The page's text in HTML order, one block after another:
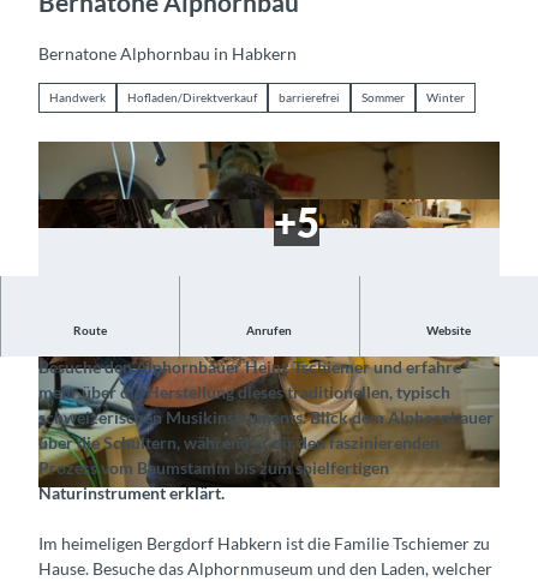
Bernatone Alphornbau in Habkern
Handwerk Hofladen/Direktverkauf barrierefrei Sommer Winter
© Bernatone Alphornbau GmbH, Interlaken Tourismus |
© Bernatone Alphornbau GmbH, Interlaken To
urismus |CC-BY-SA
© Bernatone Alphornbau GmbH, Interlaken To
urismus |CC-BY-SA
Route Anrufen Website
Erlebe live wie ein Alphorn hergestellt wird
Besuche den Alphornbauer Heinz Tschiemer und erfahre
mehr über die Herstellung dieses traditionellen, typisch
schweizerischen Musikinstruments. Blick dem Alphornbauer
über die Schultern, während er dir den faszinierenden
Prozess vom Baumstamm bis zum spielfertigen
Naturinstrument erklärt.
Im heimeligen Bergdorf Habkern ist die Familie Tschiemer zu
Hause. Besuche das Alphornmuseum und den Laden, welcher